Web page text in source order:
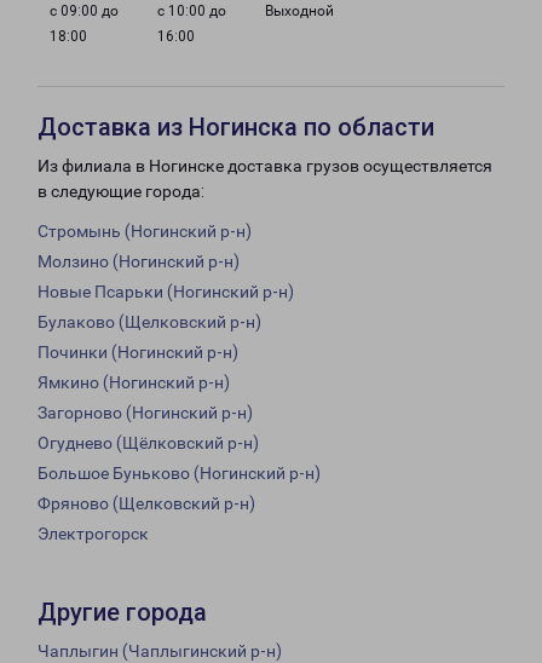
с 09:00 до
18:00
с 10:00 до
16:00
Выходной
Доставка из Ногинска по области
Из филиала в Ногинске доставка грузов осуществляется
в следующие города:
Стромынь (Ногинский р-н)
Молзино (Ногинский р-н)
Новые Псарьки (Ногинский р-н)
Булаково (Щелковский р-н)
Починки (Ногинский р-н)
Ямкино (Ногинский р-н)
Загорново (Ногинский р-н)
Огуднево (Щёлковский р-н)
Большое Буньково (Ногинский р-н)
Фряново (Щелковский р-н)
Электрогорск
Другие города
Чаплыгин (Чаплыгинский р-н)